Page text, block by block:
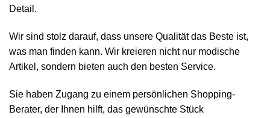
Detail.
Wir sind stolz darauf, dass unsere Qualität das Beste ist,
was man finden kann. Wir kreieren nicht nur modische
Artikel, sondern bieten auch den besten Service.
Sie haben Zugang zu einem persönlichen Shopping-
Berater, der Ihnen hilft, das gewünschte Stück